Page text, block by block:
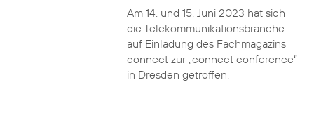
Am 14. und 15. Juni 2023 hat sich
die Telekommunikationsbranche
auf Einladung des Fachmagazins
connect zur „connect conference“
in Dresden getroffen.